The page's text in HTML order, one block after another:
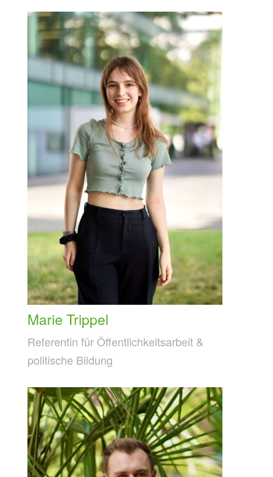
Marie Trippel
Referentin für Öffentlichkeitsarbeit &
politische Bildung